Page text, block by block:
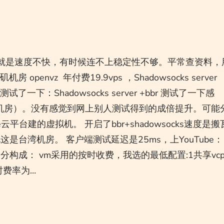
速度不快，有时候连不上稳定性不够。平常查资料，
机房 openvz 年付费19.9vps ，Shadowsocks server
试了一下：Shadowsocks server +bbr 测试了一下感
）。没有感觉到网上别人测试得到的成倍提升。可能
平台建的虚拟机。 开启了bbr+shadowsocks速度是搬
是台湾机房。 客户端测试延迟是25ms，上YouTube：
构成： vm采用的按时收费，我选的最低配置:1共享
费率为…